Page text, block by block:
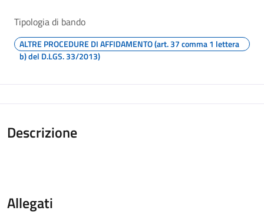
Tipologia di bando
ALTRE PROCEDURE DI AFFIDAMENTO (art. 37 comma 1 lettera
b) del D.LGS. 33/2013)
Descrizione
Allegati